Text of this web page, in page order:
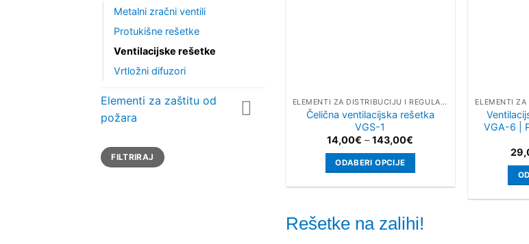
Metalni zračni ventili
Protukišne rešetke
Ventilacijske rešetke
Vrtložni difuzori
Elementi za zaštitu od
požara
Min
cijena
Maks
cijena
FILTRIRAJ
Rešetke na zalihi!
ELEMENTI ZA DISTRIBUCIJU I REGULACIJU ZRAKA
Čelična ventilacijska rešetka
VGS-1
14,00€ – 143,00€
143,00€
ODABERI OPCIJE
više
VGA-6 |